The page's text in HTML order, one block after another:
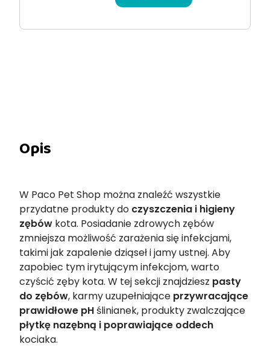
Opis
W Paco Pet Shop można znaleźć wszystkie
przydatne produkty do czyszczenia i higieny
zębów kota. Posiadanie zdrowych zębów
zmniejsza możliwość zarażenia się infekcjami,
takimi jak zapalenie dziąseł i jamy ustnej. Aby
zapobiec tym irytującym infekcjom, warto
czyścić zęby kota. W tej sekcji znajdziesz pasty
do zębów, karmy uzupełniające przywracające
prawidłowe pHślinianek, produkty zwalczające
płytkę nazębną i poprawiające oddech
kociaka.